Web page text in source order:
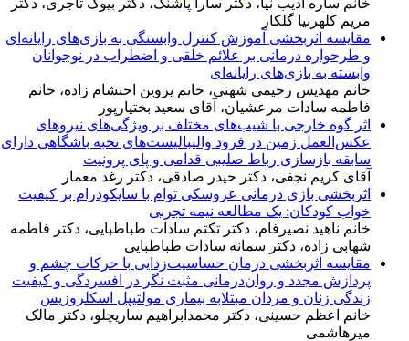
خانم ساره ادیب نیا، دکتر سارا پاشنگ، دکتر بیوک تاجری، دکتر
مریم کلهرنیا گلکار
مقایسه اثربخشی آموزش کنترل وابستگی به بازی‌های رایانه‌ای
و طرحواره درمانی بر علائم خلقی و اضطراب در نوجوانان
وابسته به بازی‌های رایانه‌ای
خانم مهدیس رحیمی شهنی، خانم پروین احتشام‌ زاده، خانم
فاطمه سادات مرعشیان، آقای سعید بختیارپور
اثر گوه خارجی با شیب‌های مختلف بر ویژگی‌های نیروهای
عکس‌العمل زمین در فرود والیبالیست‌های نخبه باشگاهی دارای
سابقه بازسازی رباط صلیبی قدامی و پای پرونیت
آقای کریم نجفی، دکتر حیدر صادقی، دکتر رغد معمار
اثربخشی بازی درمانی عروسکی توام با سایکودرام بر کیفیت
خواب کودکان: یک مطالعه نیمه تجربی
خانم ناهید نصیرفام، دکتر تکتم سادات طباطبایی، دکتر فاطمه
شهابی زاده، دکتر سمانه سادات طباطبایی
مقایسه اثربخشی درمان حساسیت‌زدایی با حرکات چشم و
پردازش مجدد و روان‌درمانی مثبت نگر در افسردگی و کیفیت
زندگی زنان و مردان مبتلابه بیماری مولتیپل اسکلروزیس
خانم اعظم حسینی، دکتر محمدابراهیم ساریچلو، دکتر مالک
میرهاشمی